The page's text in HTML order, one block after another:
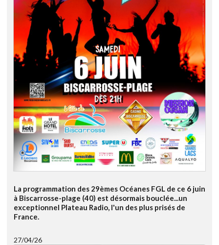
La programmation des 29èmes Océanes FGL de ce 6 juin
à Biscarrosse-plage (40) est désormais bouclée...un
exceptionnel Plateau Radio, l'un des plus prisés de
France.
27/04/26